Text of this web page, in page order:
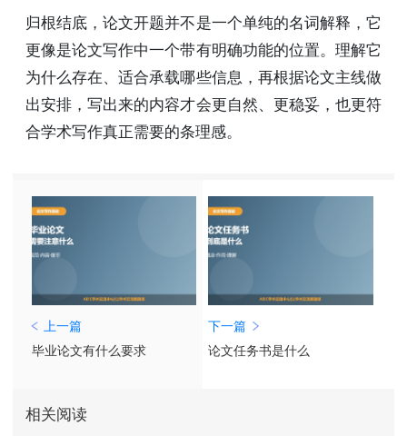
归根结底，论文开题并不是一个单纯的名词解释，它
更像是论文写作中一个带有明确功能的位置。理解它
为什么存在、适合承载哪些信息，再根据论文主线做
出安排，写出来的内容才会更自然、更稳妥，也更符
合学术写作真正需要的条理感。
上一篇
毕业论文有什么要求
下一篇
论文任务书是什么
相关阅读